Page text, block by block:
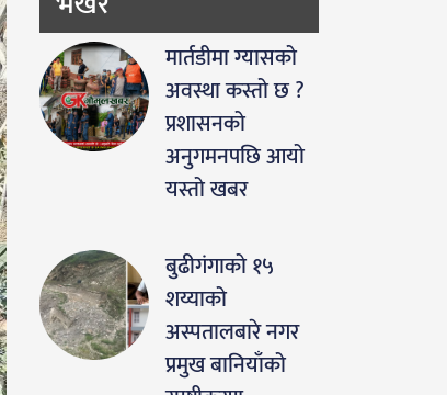
मार्तडीमा ग्यासको
अवस्था कस्तो छ ?
प्रशासनको
अनुगमनपछि आयो
यस्तो खबर
बुढीगंगाको १५
शय्याको
अस्पतालबारे नगर
प्रमुख बानियाँको